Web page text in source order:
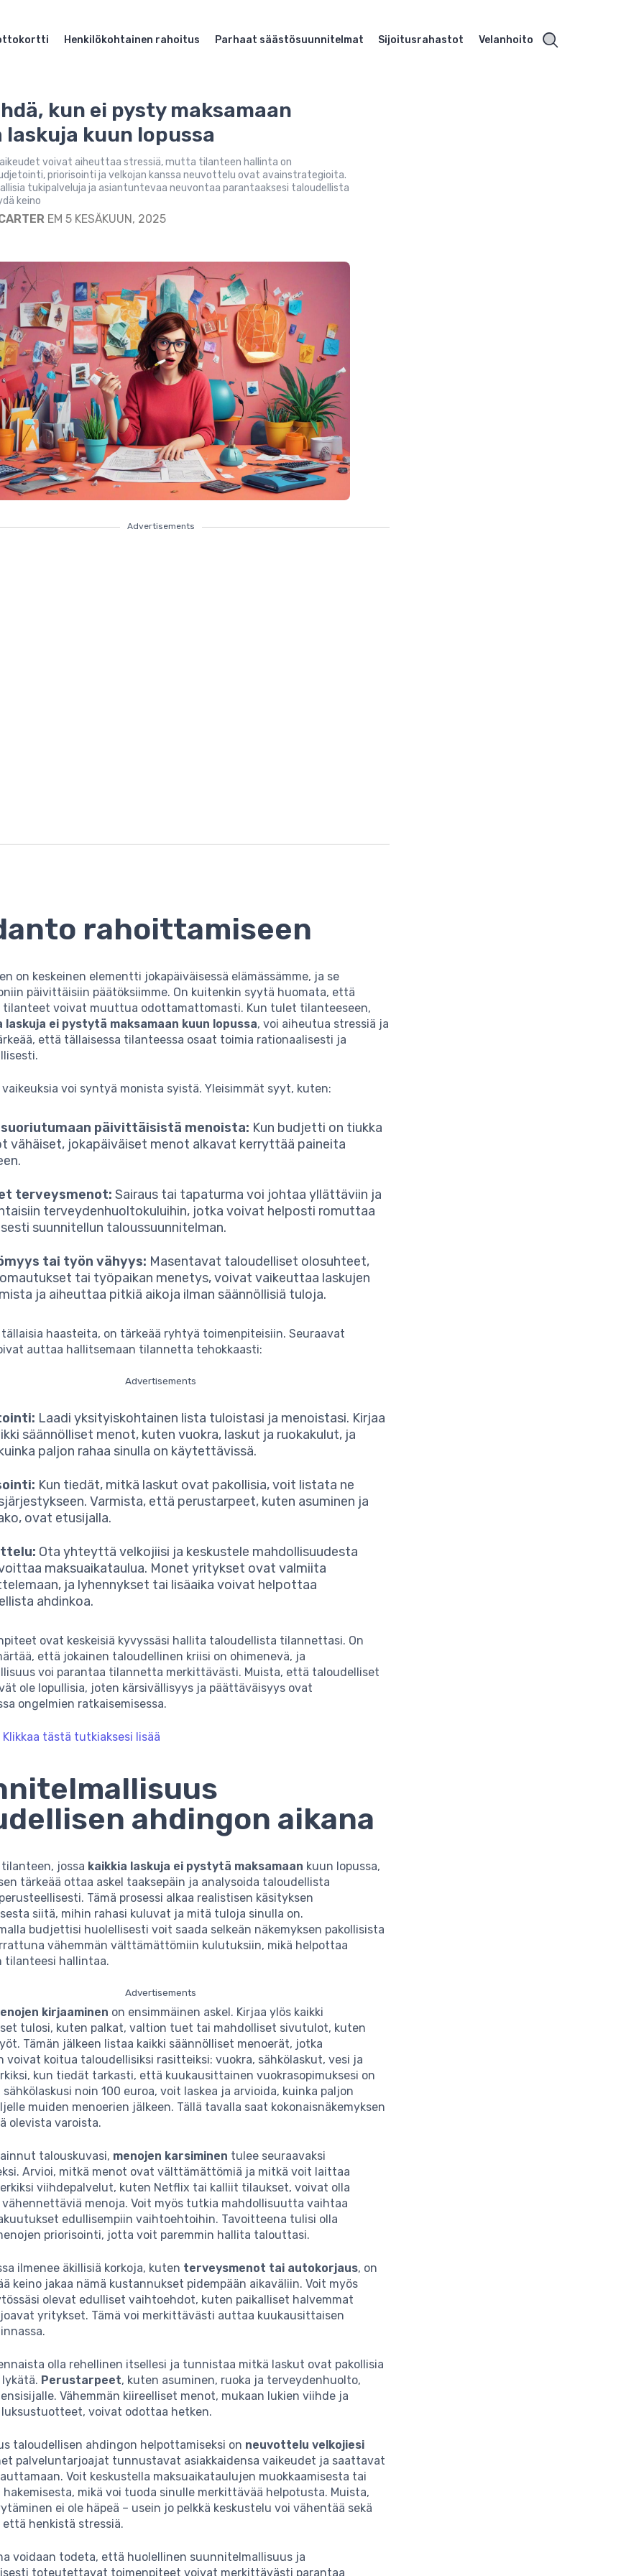
Henkilökohtainen rahoitus Parhaat säästösuunnitelmat Sijoitusrahastot Velanhoito
kun ei pysty maksamaan
laskuja kuun lopussa
voivat aiheuttaa stressiä, mutta tilanteen hallinta on
priorisointi ja velkojan kanssa neuvottelu ovat avainstrategioita.
tukipalveluja ja asiantuntevaa neuvontaa parantaaksesi taloudellista
keino
EM 5 KESÄKUUN, 2025
Advertisements
rahoittamiseen
on keskeinen elementti jokapäiväisessä elämässämme, ja se
päivittäisiin päätöksiimme. On kuitenkin syytä huomata, että
voivat muuttua odottamattomasti. Kun tulet tilanteeseen,
laskuja ei pystytä maksamaan kuun lopussa, voi aiheutua stressiä ja
että tällaisessa tilanteessa osaat toimia rationaalisesti ja
vaikeuksia voi syntyä monista syistä. Yleisimmät syyt, kuten:
päivittäisistä menoista: Kun budjetti on tiukka
vähäiset, jokapäiväiset menot alkavat kerryttää paineita
terveysmenot: Sairaus tai tapaturma voi johtaa yllättäviin ja
terveydenhuoltokuluihin, jotka voivat helposti romuttaa
suunnitellun taloussuunnitelman.
tai työn vähyys: Masentavat taloudelliset olosuhteet,
tai työpaikan menetys, voivat vaikeuttaa laskujen
ja aiheuttaa pitkiä aikoja ilman säännöllisiä tuloja.
haasteita, on tärkeää ryhtyä toimenpiteisiin. Seuraavat
auttaa hallitsemaan tilannetta tehokkaasti:
Advertisements
Laadi yksityiskohtainen lista tuloistasi ja menoistasi. Kirjaa
säännölliset menot, kuten vuokra, laskut ja ruokakulut, ja
paljon rahaa sinulla on käytettävissä.
Kun tiedät, mitkä laskut ovat pakollisia, voit listata ne
Varmista, että perustarpeet, kuten asuminen ja
ovat etusijalla.
Ota yhteyttä velkojiisi ja keskustele mahdollisuudesta
maksuaikataulua. Monet yritykset ovat valmiita
ja lyhennykset tai lisäaika voivat helpottaa
ahdinkoa.
ovat keskeisiä kyvyssäsi hallita taloudellista tilannettasi. On
että jokainen taloudellinen kriisi on ohimenevä, ja
voi parantaa tilannetta merkittävästi. Muista, että taloudelliset
ole lopullisia, joten kärsivällisyys ja päättäväisyys ovat
ongelmien ratkaisemisessa.
Klikkaa tästä tutkiaksesi lisää
ahdingon aikana
jossa kaikkia laskuja ei pystytä maksamaan kuun lopussa,
tärkeää ottaa askel taaksepäin ja analysoida taloudellista
Tämä prosessi alkaa realistisen käsityksen
siitä, mihin rahasi kuluvat ja mitä tuloja sinulla on.
budjettisi huolellisesti voit saada selkeän näkemyksen pakollisista
vähemmän välttämättömiin kulutuksiin, mikä helpottaa
tilanteesi hallintaa.
Advertisements
kirjaaminen on ensimmäinen askel. Kirjaa ylös kaikki
tulosi, kuten palkat, valtion tuet tai mahdolliset sivutulot, kuten
Tämän jälkeen listaa kaikki säännölliset menoerät, jotka
voivat koitua taloudellisiksi rasitteiksi: vuokra, sähkölaskut, vesi ja
kun tiedät tarkasti, että kuukausittainen vuokrasopimuksesi on
noin 100 euroa, voit laskea ja arvioida, kuinka paljon
muiden menoerien jälkeen. Tällä tavalla saat kokonaisnäkemyksen
olevista varoista.
talouskuvasi, menojen karsiminen tulee seuraavaksi
Arvioi, mitkä menot ovat välttämättömiä ja mitkä voit laittaa
viihdepalvelut, kuten Netflix tai kalliit tilaukset, voivat olla
vähennettäviä menoja. Voit myös tutkia mahdollisuutta vaihtaa
edullisempiin vaihtoehtoihin. Tavoitteena tulisi olla
priorisointi, jotta voit paremmin hallita talouttasi.
ilmenee äkillisiä korkoja, kuten terveysmenot tai autokorjaus, on
keino jakaa nämä kustannukset pidempään aikaväliin. Voit myös
olevat edulliset vaihtoehdot, kuten paikalliset halvemmat
yritykset. Tämä voi merkittävästi auttaa kuukausittaisen
olla rehellinen itsellesi ja tunnistaa mitkä laskut ovat pakollisia
Perustarpeet, kuten asuminen, ruoka ja terveydenhuolto,
Vähemmän kiireelliset menot, mukaan lukien viihde ja
voivat odottaa hetken.
taloudellisen ahdingon helpottamiseksi on neuvottelu velkojiesi
palveluntarjoajat tunnustavat asiakkaidensa vaikeudet ja saattavat
Voit keskustella maksuaikataulujen muokkaamisesta tai
mikä voi tuoda sinulle merkittävää helpotusta. Muista,
ei ole häpeä – usein jo pelkkä keskustelu voi vähentää sekä
henkistä stressiä.
voidaan todeta, että huolellinen suunnitelmallisuus ja
toteutettavat toimenpiteet voivat merkittävästi parantaa